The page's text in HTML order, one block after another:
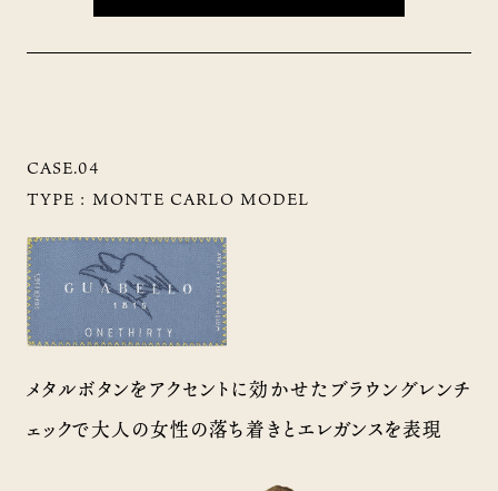
CASE.04
TYPE : MONTE CARLO MODEL
メタルボタンをアクセントに効かせたブラウングレンチ
ェックで大人の女性の落ち着きとエレガンスを表現